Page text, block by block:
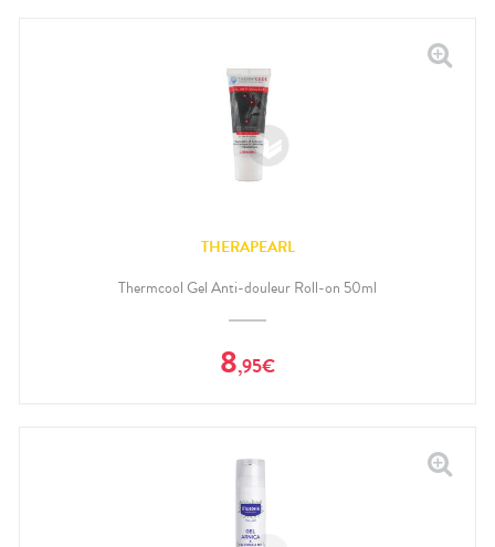
THERAPEARL
Thermcool Gel Anti-douleur Roll-on 50ml
8,95€